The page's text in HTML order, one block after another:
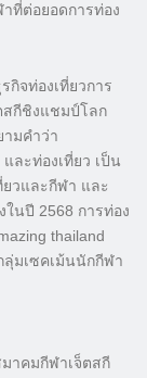
ที่ต่อยอดการท่อง
กิจท่องเที่ยวการ
สกีชิงแชมป์โลก
ามคำว่า
ละท่องเที่ยว เป็น
ยวและกีฬา และ
ในปี 2568 การท่อง
thailand
ลุ่มเซคเม้นนักกีฬา
าคมกีฬาเจ็ตสกี